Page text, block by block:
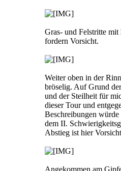
Gras- und Felstritte mit
fordern Vorsicht.
Weiter oben in der
bröselig. Auf Grund
und der Steilheit für
dieser Tour und
Beschreibungen
dem II.
Abstieg ist hier
Angekommen am